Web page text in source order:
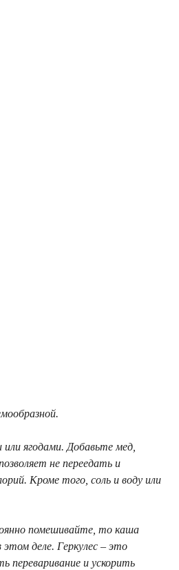
ягодами. Добавьте мед,
не переедать и
Кроме того, соль и воду или
помешивайте, то каша
деле. Геркулес – это
переваривание и ускорить